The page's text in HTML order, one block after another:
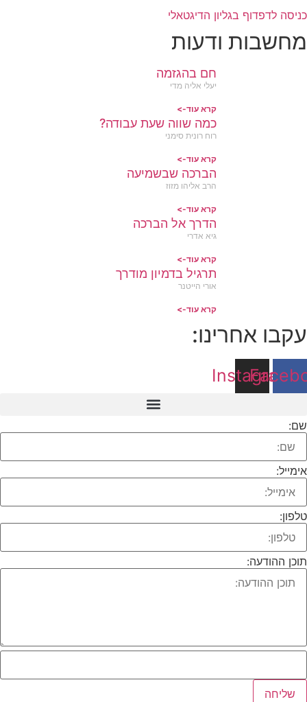
כניסה לדפדוף בגליון הדיגטאלי
מחשבות ודעות
חם בהגזמה
יעלי אליה מדי
קרא עוד->
כמה שווה שעת עבודה?
רוח רונית סימני
קרא עוד->
הברכה שבשמיעה
הרב אליהו מזוז
קרא עוד->
הדרך אל הברכה
גיא אדרי
קרא עוד->
תרגיל בדמיון מודרך
אורי הייטנר
קרא עוד->
עקבו אחרינו:
Instagram
שם:
אימייל:
טלפון:
תוכן ההודעה:
שליחה